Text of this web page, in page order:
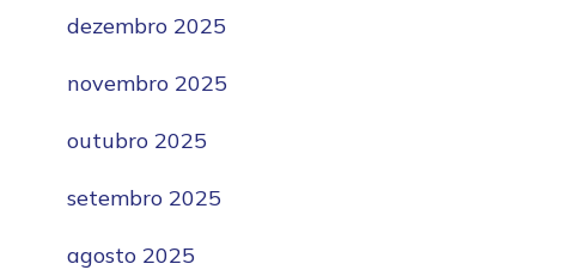
dezembro 2025
novembro 2025
outubro 2025
setembro 2025
agosto 2025